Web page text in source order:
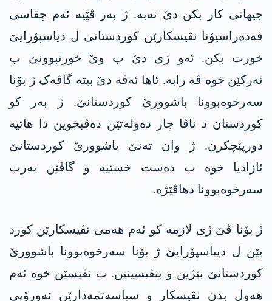
جیھانی کار بکن دێ نەبە. ژ بەر ڤێیە ئەم چقاسی
فەدەراسیۆنا نڤیسکارێن کوردستانی ل دیاسپۆرایێ
خورت بکن. ئەو ژی دێ ب وێ خورتبوونێ ب
ئەرکێن خوە ڤە رابە. ئاھا ئەڤە دێ بیتە گاڤەک ژ بۆنا
سەرخوەبوونا باشوورێ کوردستانێ. ژ بەر کو
کوردستان د ناڤا چار دەولەتێن دەڤبخوین دا ھاتیە
دورپێچکرن. ژ وان تەنێ باشوورێ کوردستانێ
ئازادیا خوە ب دەست خستیە و گاڤێن بەرب
سەرخوەبوونا دهاڤێژە.
ژ بۆنا ڤێ ژی لازمە کو ئەم ھەمی نڤیسکارێن کورد
یێن ل دییاسپۆرایێ ژ بۆنا سەرخوەبوونا باشوورێ
کوردستانێ بێژین و بنڤیسینین. ب نڤیسێن خوە ئەم
ھەول بدن نڤیسکار و سیاسەتمەدارێن ئەورۆپی